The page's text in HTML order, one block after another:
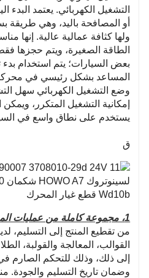
التشغيل الكهربائي. يعتمد
أو المصافحة باليد، وهي طريقة
ولها كثافة عمالية عالية. إنها
الطاقة الصغيرة، ويتم حجزها
بعض السيارات؛ يتم استخدام
المساعد بشكل رئيسي في
وضع التشغيل الكهربائي سهل
إمكانية التشغيل المتكرر،
يستخدم على نطاق واسع في
ق
1، مجموعة كاملة من عمليات المعالجة والإنتاج:
من تقطيع المنتج إلى التسليم،
القوالب، المعالجة والقولبة،
إلى ذلك، وذلك للتحكم الصارم
وضمان تاريخ التسليم والجودة.